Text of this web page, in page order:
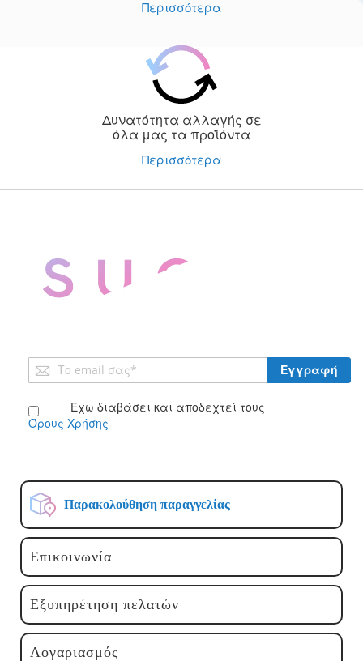
Περισσότερα
Δυνατότητα αλλαγής σε
όλα μας τα προϊόντα
Περισσότερα
Παρακολούθηση παραγγελίας
Επικοινωνία
Εξυπηρέτηση πελατών
Λογαριασμός
Εγγραφή
στο
Δελτίο: Έχω διαβάσει και αποδεχτεί τους
Όρους Χρήσης
Εγγραφή